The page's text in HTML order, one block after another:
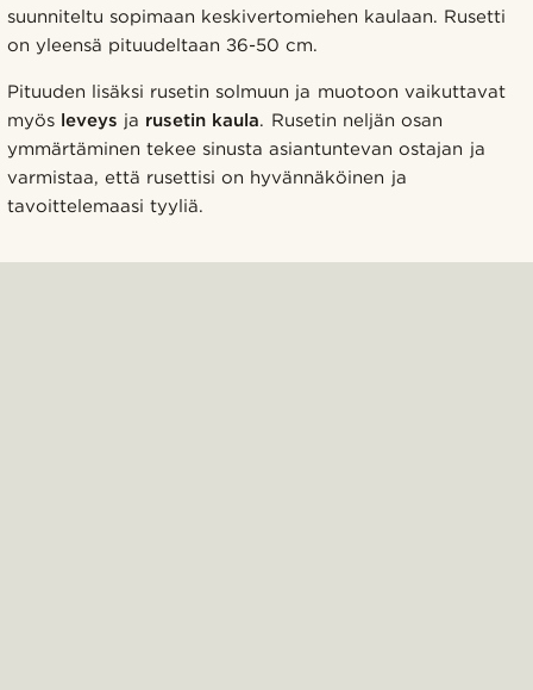
suunniteltu sopimaan keskivertomiehen kaulaan. Rusetti
on yleensä pituudeltaan 36-50 cm.
Pituuden lisäksi rusetin solmuun ja muotoon vaikuttavat
myös leveys ja rusetin kaula. Rusetin neljän osan
ymmärtäminen tekee sinusta asiantuntevan ostajan ja
varmistaa, että rusettisi on hyvännäköinen ja
tavoittelemaasi tyyliä.